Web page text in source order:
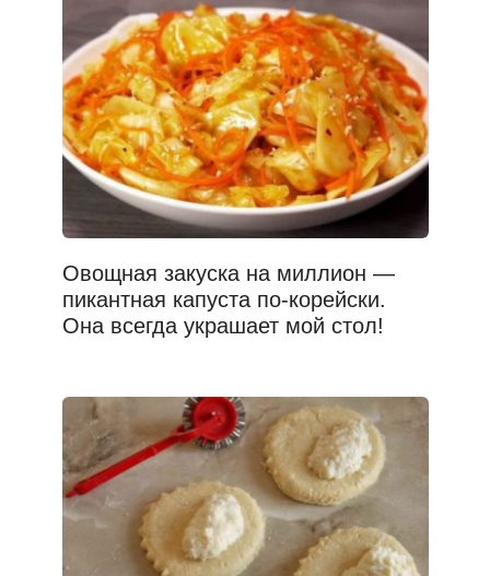
Овощная закуска на миллион —
пикантная капуста по-корейски.
Она всегда украшает мой стол!